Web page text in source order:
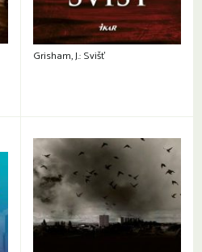
Grisham, J.: Svišť